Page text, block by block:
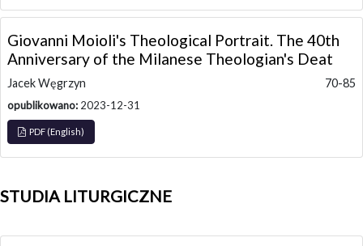
Giovanni Moioli's Theological Portrait. The 40th
Anniversary of the Milanese Theologian's Deat
Jacek Węgrzyn 70-85
opublikowano: 2023-12-31
PDF (English)
STUDIA LITURGICZNE